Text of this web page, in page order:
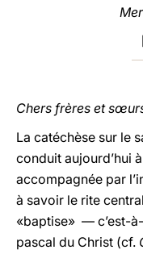
Chers frères et
La catéchèse sur le
conduit aujourd’hui
accompagnée par
à savoir le rite
«baptise» — c’est-
pascal du Christ (cf.